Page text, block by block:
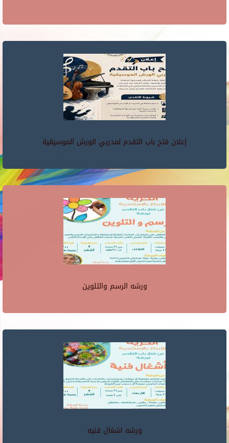
إعلان فتح باب التقدم لمدربي الورش الموسيقية
ورشه الرسم والتلوين
ورشه اشغال فنيه